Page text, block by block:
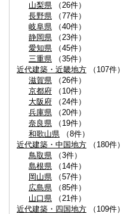
山梨県 （26件）
長野県 （77件）
岐阜県 （40件）
静岡県 （23件）
愛知県 （45件）
三重県 （35件）
近代建築・近畿地方 （107件）
滋賀県 （26件）
京都府 （10件）
大阪府 （24件）
兵庫県 （20件）
奈良県 （19件）
和歌山県 （8件）
近代建築・中国地方 （180件）
鳥取県 （3件）
島根県 （14件）
岡山県 （57件）
広島県 （85件）
山口県 （21件）
近代建築・四国地方 （109件）